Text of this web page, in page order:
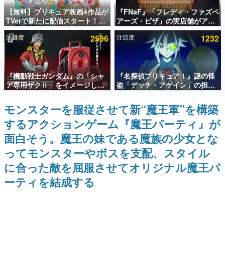
アプリセール情報
インタビュー
連載・特集一覧
殿堂入り記事
SNS拡散数が数千以上！ ページビュー数万以上！ などな
ど。多くの人々に読まれた、電ファミ渾身の“殿堂入り”記
事をまとめました。
ゲームの企画書
名作ゲームクリエイターの方々に製作時のエピソードをお
聞きし、ヒットする企画（ゲーム）とは何か？を探ってい
きます。
赫本
この物語を解いてはいけない。『赫本』は、〈試験問題〉
の形をした短編ホラー小説集です。
新世代に訊く
【無料】プリキュア映画4作品が
TVerで新たに配信スタート！な
んと2018年～2024年の映画ほぼ
すべてが見放題に、ぶっちゃけ
ありえないラインナップ
『FNaF』「フレディ・ファズベ
アーズ・ピザ」の実店舗がアメ
リカの商業施設「American
Dream」に2027年オープン！
ScottGamesとの共同開発、食
事だけでなくステージショーや
没入型のホラー体験も楽しめる
注目度 2596
『機動戦士ガンダム』の「シャ
ア専用ザクⅡ」をイメージした
散水ホースリールが予約開始。
本体にはシャアのパーソナルマ
ークやジオン公国軍のエンブレ
ム、型式番号などを配置
注目度 1232
『名探偵プリキュア！』謎の怪
盗「デッチ・アゲイン」の担当
キャストは天﨑滉平さんと判
明。『Re:ゼロから始める異世
界生活』オットー役、『ヒプノ
シスマイク』山田三郎役など
モンスターを服従させて新“魔王軍”を構築
するアクションゲーム『魔王パーティ』が
面白そう。魔王の妹である魔族の少女とな
ってモンスターやボスを支配、スタイル
に合った敵を屈服させてオリジナル魔王パ
ーティを結成する